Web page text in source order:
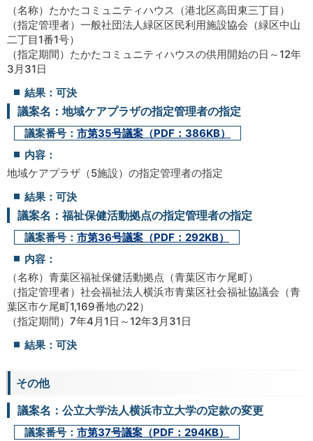
（名称）たかたコミュニティハウス（港北区高田東三丁目）
（指定管理者）一般社団法人緑区区民利用施設協会（緑区中山
二丁目1番1号）
（指定期間）たかたコミュニティハウスの供用開始の日～12年
3月31日
結果：可決
議案名：地域ケアプラザの指定管理者の指定
議案番号： 市第35号議案（PDF：386KB）
内容：
地域ケアプラザ（5施設）の指定管理者の指定
結果：可決
議案名：福祉保健活動拠点の指定管理者の指定
議案番号： 市第36号議案（PDF：292KB）
内容：
（名称）青葉区福祉保健活動拠点（青葉区市ケ尾町）
（指定管理者）社会福祉法人横浜市青葉区社会福祉協議会（青
葉区市ケ尾町1,169番地の22）
（指定期間）7年4月1日～12年3月31日
結果：可決
その他
議案名：公立大学法人横浜市立大学の定款の変更
議案番号： 市第37号議案（PDF：294KB）